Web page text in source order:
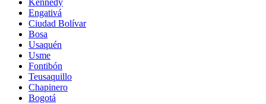
Kennedy
Engativá
Ciudad Bolívar
Bosa
Usaquén
Usme
Fontibón
Teusaquillo
Chapinero
Bogotá